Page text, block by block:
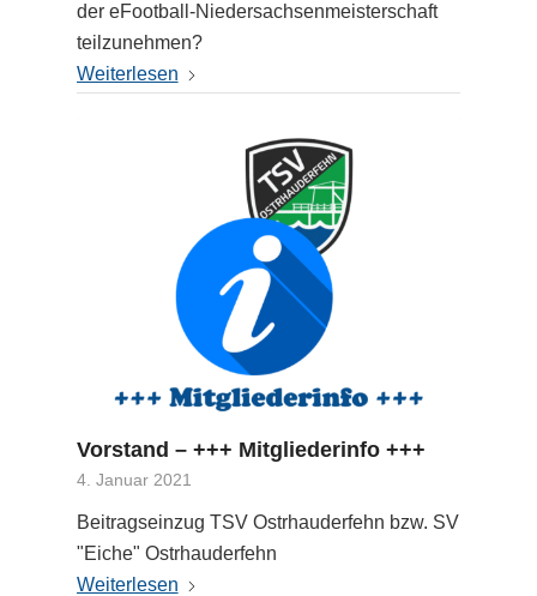
der eFootball-Niedersachsenmeisterschaft
teilzunehmen?
Weiterlesen
Vorstand – +++ Mitgliederinfo +++
4. Januar 2021
Beitragseinzug TSV Ostrhauderfehn bzw. SV
"Eiche" Ostrhauderfehn
Weiterlesen